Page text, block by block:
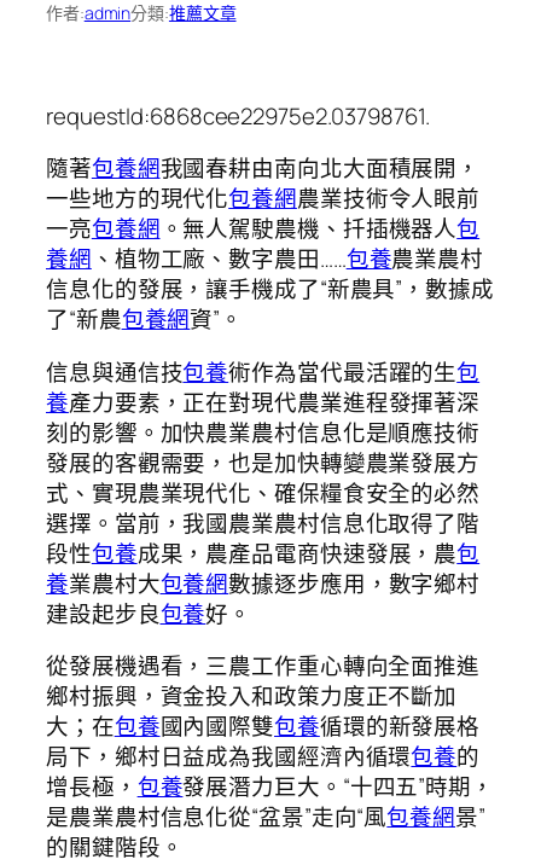
作者:admin分類:推薦文章
requestId:6868cee22975e2.03798761.
隨著包養網我國春耕由南向北大面積展開，
一些地方的現代化包養網農業技術令人眼前
一亮包養網 。無人駕駛農機、扦插機器人包
養網 、植物工廠、數字農田……包養農業農村
信息化的發展，讓手機成了“新農具”，數據成
了“新農包養網資”。
信息與通信技包養術作為當代最活躍的生包
養產力要素，正在對現代農業進程發揮著深
刻的影響。加快農業農村信息化是順應技術
發展的客觀需要，也是加快轉變農業發展方
式、實現農業現代化、確保糧食安全的必然
選擇。當前，我國農業農村信息化取得了階
段性包養成果，農產品電商快速發展，農包
養業農村大包養網數據逐步應用，數字鄉村
建設起步良包養好。
從發展機遇看，三農工作重心轉向全面推進
鄉村振興，資金投入和政策力度正不斷加
大；在包養國內國際雙包養循環的新發展格
局下，鄉村日益成為我國經濟內循環包養的
增長極， 包養發展潛力巨大。“十四五”時期，
是農業農村信息化從“盆景”走向“風包養網景”
的關鍵階段。